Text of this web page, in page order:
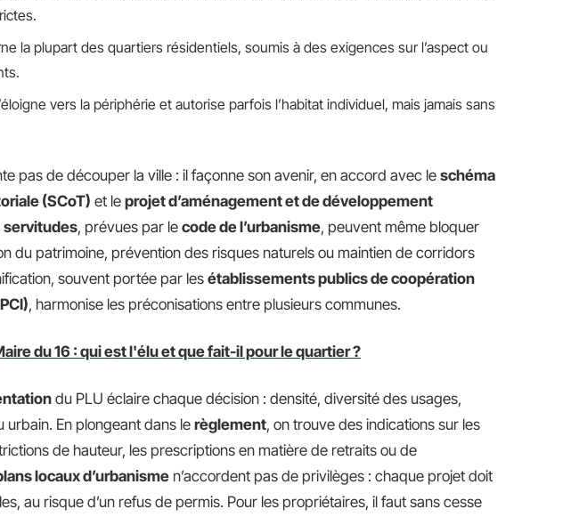
la plupart des quartiers résidentiels, soumis à des exigences sur l’aspect ou
vers la périphérie et autorise parfois l’habitat individuel, mais jamais sans
pas de découper la ville : il façonne son avenir, en accord avec le schéma
(SCoT) et le projet d’aménagement et de développement
servitudes, prévues par le code de l’urbanisme, peuvent même bloquer
du patrimoine, prévention des risques naturels ou maintien de corridors
souvent portée par les établissements publics de coopération
, harmonise les préconisations entre plusieurs communes.
du 16 : qui est l'élu et que fait-il pour le quartier ?
du PLU éclaire chaque décision : densité, diversité des usages,
urbain. En plongeant dans le règlement, on trouve des indications sur les
de hauteur, les prescriptions en matière de retraits ou de
locaux d’urbanisme n’accordent pas de privilèges : chaque projet doit
au risque d’un refus de permis. Pour les propriétaires, il faut sans cesse